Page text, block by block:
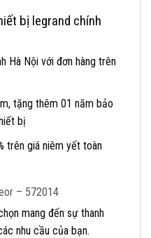
bị legrand chính
Hà Nội với đơn hàng trên
tặng thêm 01 năm bảo
bị
trên giá niêm yết toàn
– 572014
mang đến sự thanh
nhu cầu của bạn.